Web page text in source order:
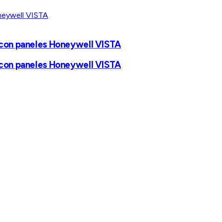
paneles Honeywell VISTA
paneles Honeywell VISTA